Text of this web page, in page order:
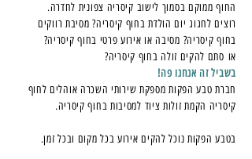
החוף ממוקם בסמוך לישוב קיסריה צפונית לחדרה.
רוצים לחגוג יום הולדת בחוף קיסריה? מסיבת רווקים
בחוף קיסריה? מסיבה או אירוע פרטי בחוף קיסריה?
או סתם להקים זולה בחוף קיסריה?
בשביל זה אנחנו פה!
חברת טבע הפקות מספקת שירותי השכרה אוהלים לחוף
קיסריה הקמת זולות ציוד למסיבות בחוף קיסריה.
בטבע הפקות נוכל להקים אירוע בכל מקום ובכל זמן.